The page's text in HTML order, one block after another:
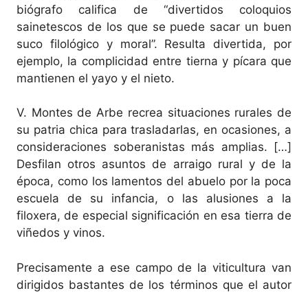
biógrafo califica de “divertidos coloquios
sainetescos de los que se puede sacar un buen
suco filológico y moral”. Resulta divertida, por
ejemplo, la complicidad entre tierna y pícara que
mantienen el yayo y el nieto.
V. Montes de Arbe recrea situaciones rurales de
su patria chica para trasladarlas, en ocasiones, a
consideraciones soberanistas más amplias. […]
Desfilan otros asuntos de arraigo rural y de la
época, como los lamentos del abuelo por la poca
escuela de su infancia, o las alusiones a la
filoxera, de especial significación en esa tierra de
viñedos y vinos.
Precisamente a ese campo de la viticultura van
dirigidos bastantes de los términos que el autor